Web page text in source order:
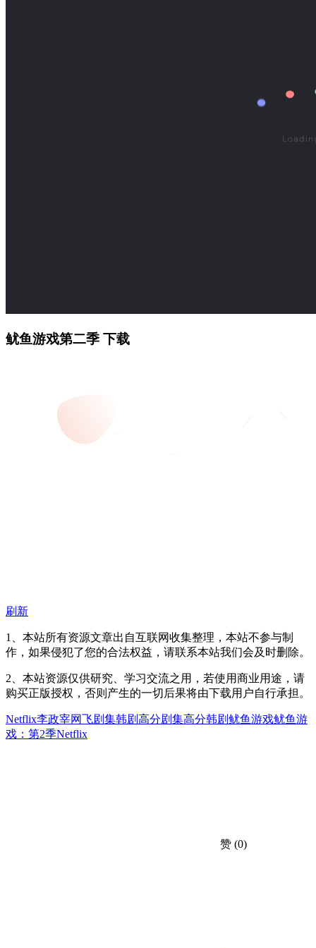
鱿鱼游戏第二季 下载
刷新
1、本站所有资源文章出自互联网收集整理，本站不参与制
作，如果侵犯了您的合法权益，请联系本站我们会及时删除。
2、本站资源仅供研究、学习交流之用，若使用商业用途，请
购买正版授权，否则产生的一切后果将由下载用户自行承担。
Netflix李政宰网飞剧集韩剧高分剧集高分韩剧鱿鱼游戏鱿鱼游
戏：第2季Netflix
赞 (0)